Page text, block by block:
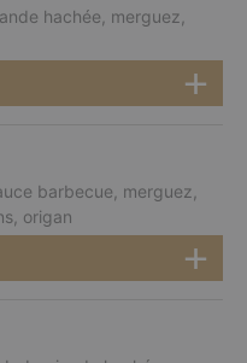
hachée, merguez,
barbecue, merguez,
origan